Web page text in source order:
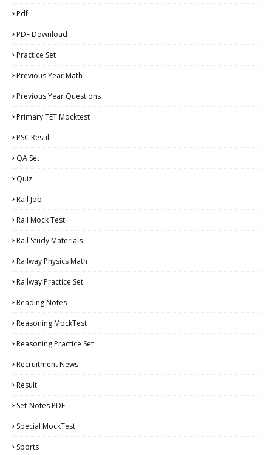
Pdf
PDF Download
Practice Set
Previous Year Math
Previous Year Questions
Primary TET Mocktest
PSC Result
QA Set
Quiz
Rail Job
Rail Mock Test
Rail Study Materials
Railway Physics Math
Railway Practice Set
Reading Notes
Reasoning MockTest
Reasoning Practice Set
Recruitment News
Result
Set-Notes PDF
Special MockTest
Sports